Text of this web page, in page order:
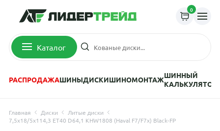
0
Каталог
РАСПРОДАЖАШИНЫДИСКИШИНОМОНТАЖШИННЫЙ
КАЛЬКУЛЯТОР
Главная Диски
Литые диски
7,5x18/5x114,3 ET40 D64,1 KHW1808 (Haval F7/F7x) Black-FP